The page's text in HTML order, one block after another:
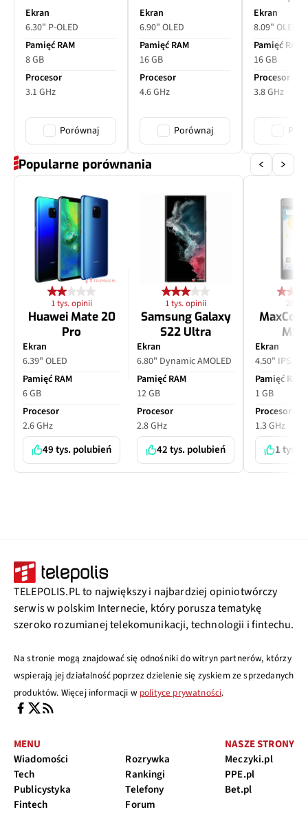
Zoom optyczny
Inne PDAF, OIS
Ekran
6.30" P-OLED
Pamięć RAM
8 GB
Procesor
3.1 GHz
Porównaj
Ekran
6.90" OLED
Pamięć RAM
16 GB
Procesor
4.6 GHz
Porównaj
Ekran
8.09" OLED
Pamięć RAM
16 GB
Procesor
3.8 GHz
Popularne porównania
1 tys. opinii
Huawei Mate 20
Pro
Ekran
6.39" OLED
Pamięć RAM
6 GB
Procesor
2.6 GHz
49 tys. polubień
1 tys. opinii
Samsung Galaxy
S22 Ultra
Ekran
6.80" Dynamic AMOLED
Pamięć RAM
12 GB
Procesor
2.8 GHz
42 tys. polubień
28
Ekran
4.50" IPS
Pamięć RAM
1 GB
Procesor
1.3 GHz
1 tys.
TELEPOLIS.PL to największy i najbardziej opiniotwórczy
serwis w polskim Internecie, który porusza tematykę
szeroko rozumianej telekomunikacji, technologii i fintechu.
Na stronie mogą znajdować się odnośniki do witryn partnerów, którzy
wspierają jej działalność poprzez dzielenie się zyskiem ze sprzedanych
produktów. Więcej informacji w polityce prywatności.
MENU
Wiadomości
Tech
Publicystyka
Fintech
Rozrywka
Rankingi
Telefony
Forum
NASZE STRONY
Meczyki.pl
PPE.pl
Bet.pl